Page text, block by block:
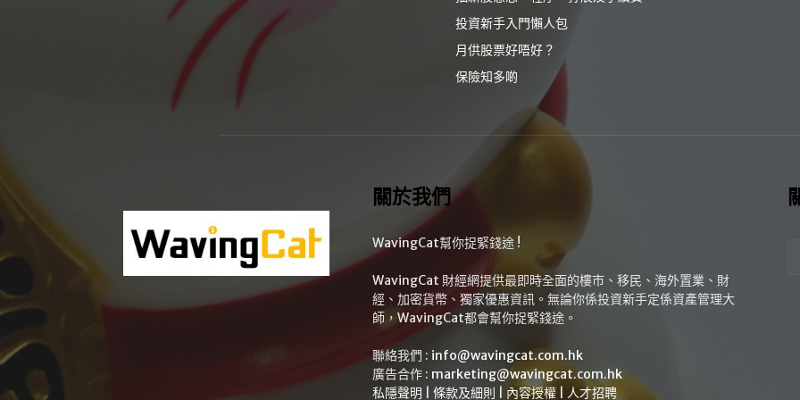
投資新手入門懶人包
月供股票好唔好？
保險知多啲
關於我們
WavingCat幫你捉緊錢途 !
WavingCat 財經網提供最即時全面的樓市、移民、海外置業、財
經、加密貨幣、獨家優惠資訊。無論你係投資新手定係資產管理大
師，WavingCat都會幫你捉緊錢途。
聯絡我們 : info@wavingcat.com.hk
廣告合作 : marketing@wavingcat.com.hk
私隱聲明
條款及細則 內容授權 人才招聘